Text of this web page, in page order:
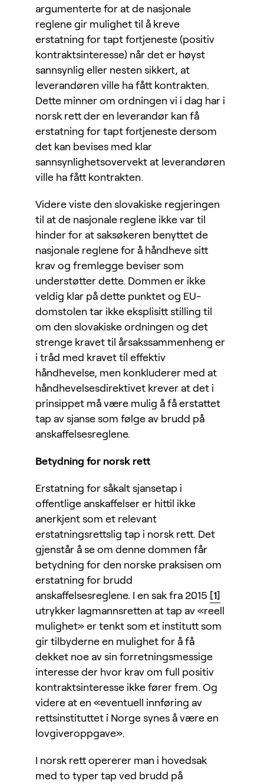
argumenterte for at de nasjonale
reglene gir mulighet til å kreve
erstatning for tapt fortjeneste (positiv
kontraktsinteresse) når det er høyst
sannsynlig eller nesten sikkert, at
leverandøren ville ha fått kontrakten.
Dette minner om ordningen vi i dag har i
norsk rett der en leverandør kan få
erstatning for tapt fortjeneste dersom
det kan bevises med klar
sannsynlighetsovervekt at leverandøren
ville ha fått kontrakten.
Videre viste den slovakiske regjeringen
til at de nasjonale reglene ikke var til
hinder for at saksøkeren benyttet de
nasjonale reglene for å håndheve sitt
krav og fremlegge beviser som
understøtter dette. Dommen er ikke
veldig klar på dette punktet og EU-
domstolen tar ikke eksplisitt stilling til
om den slovakiske ordningen og det
strenge kravet til årsakssammenheng er
i tråd med kravet til effektiv
håndhevelse, men konkluderer med at
håndhevelsesdirektivet krever at det i
prinsippet må være mulig å få erstattet
tap av sjanse som følge av brudd på
anskaffelsesreglene.
Betydning for norsk rett
Erstatning for såkalt sjansetap i
offentlige anskaffelser er hittil ikke
anerkjent som et relevant
erstatningsrettslig tap i norsk rett. Det
gjenstår å se om denne dommen får
betydning for den norske praksisen om
erstatning for brudd
anskaffelsesreglene. I en sak fra 2015 [1]
utrykker lagmannsretten at tap av «reell
mulighet» er tenkt som et institutt som
gir tilbyderne en mulighet for å få
dekket noe av sin forretningsmessige
interesse der hvor krav om full positiv
kontraktsinteresse ikke fører frem. Og
videre at en «eventuell innføring av
rettsinstituttet i Norge synes å være en
lovgiveroppgave».
I norsk rett opererer man i hovedsak
med to typer tap ved brudd på